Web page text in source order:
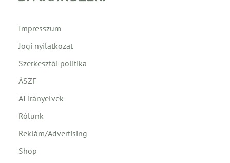
Impresszum
Jogi nyilatkozat
Szerkesztői politika
ÁSZF
AI irányelvek
Rólunk
Reklám/Advertising
Shop